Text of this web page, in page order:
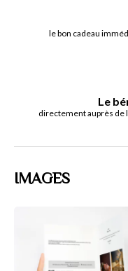
le bon cadeau
Le
directement auprès de
IMAGES